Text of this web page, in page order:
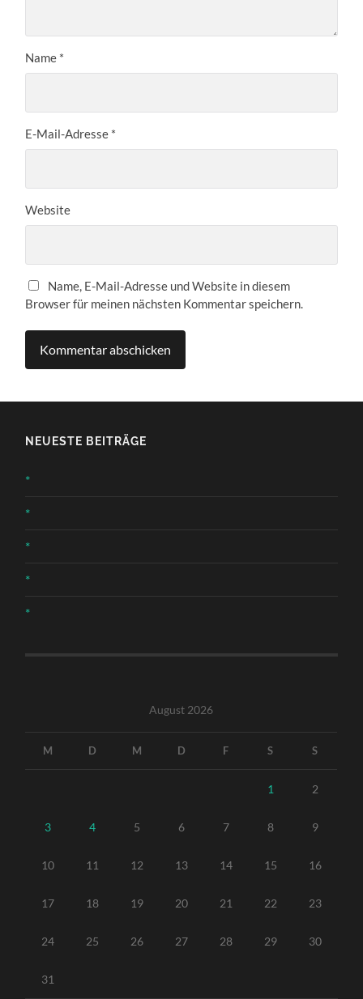
Name *
E-Mail-Adresse *
Website
Name, E-Mail-Adresse und Website in diesem
Browser für meinen nächsten Kommentar speichern.
NEUESTE BEITRÄGE
*
*
*
*
*
August 2026
M D M D F S S
1 2
3 4 5 6 7 8 9
10 11 12 13 14 15 16
17 18 19 20 21 22 23
24 25 26 27 28 29 30
31